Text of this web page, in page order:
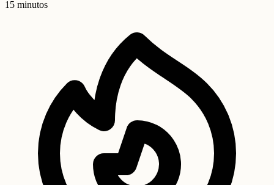
15 minutos